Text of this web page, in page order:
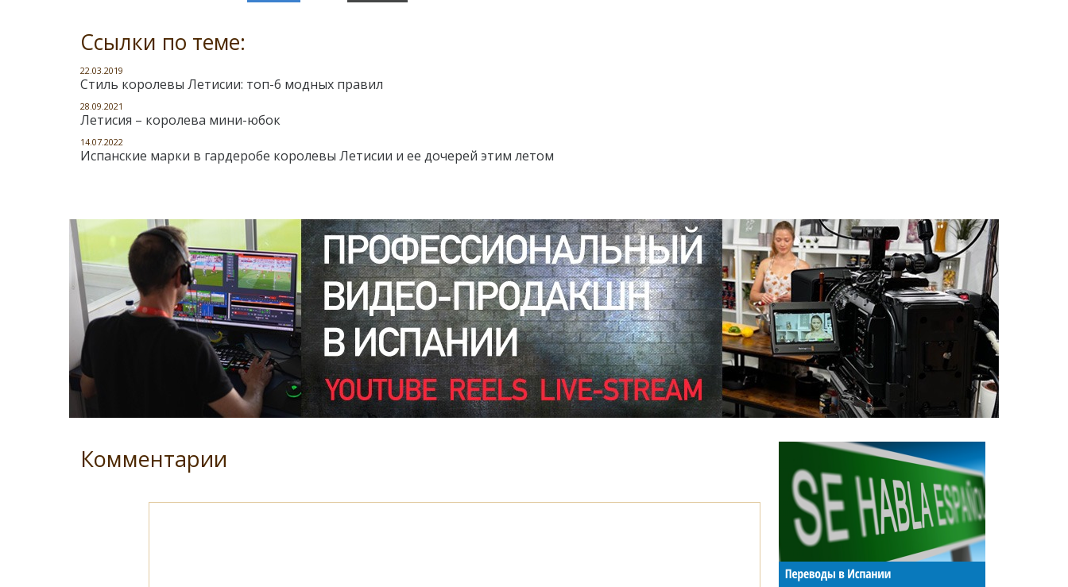
Ссылки по теме:
22.03.2019
Стиль королевы Летисии: топ-6 модных правил
28.09.2021
Летисия – королева мини-юбок
14.07.2022
Испанские марки в гардеробе королевы Летисии и ее дочерей этим летом
Комментарии